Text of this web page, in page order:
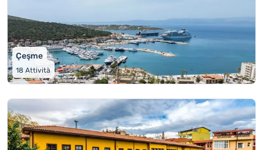
Çeşme
18 Attività